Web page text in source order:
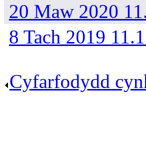
20 Maw 2020
8 Tach 2019
Cyfarfodydd